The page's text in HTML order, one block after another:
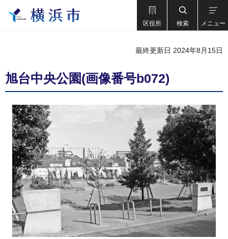
区役所 検索 メニュー
最終更新日 2024年8月15日
旭台中央公園(画像番号b072)